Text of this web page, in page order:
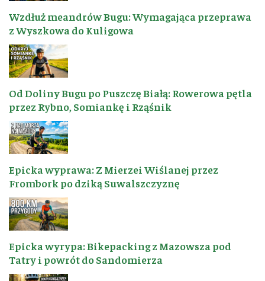
Wzdłuż meandrów Bugu: Wymagająca przeprawa
z Wyszkowa do Kuligowa
Od Doliny Bugu po Puszczę Białą: Rowerowa pętla
przez Rybno, Somiankę i Rząśnik
Epicka wyprawa: Z Mierzei Wiślanej przez
Frombork po dziką Suwalszczyznę
Epicka wyrypa: Bikepacking z Mazowsza pod
Tatry i powrót do Sandomierza